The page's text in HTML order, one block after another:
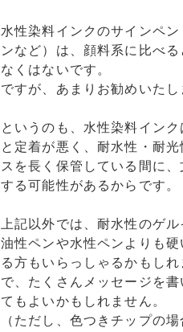
水性染料インクのサインペ
ンなど）は、顔料系に比べ
なくはないです。
ですが、あまりお勧めいた
というのも、水性染料イン
と定着が悪く、耐水性・耐
スを長く保管している間に
する可能性があるからです。
上記以外では、耐水性のゲ
油性ペンや水性ペンよりも
る方もいらっしゃるかもし
で、たくさんメッセージを
てもよいかもしれません。
（ただし、色つきチップの